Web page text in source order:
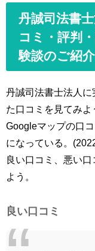
丹誠司法書
コミ・評判
験談のご紹介
丹誠司法書士法人に
た口コミを見てみよ
Googleマップの口
になっている。
良い口コミ、悪い
よう。
良い口コミ